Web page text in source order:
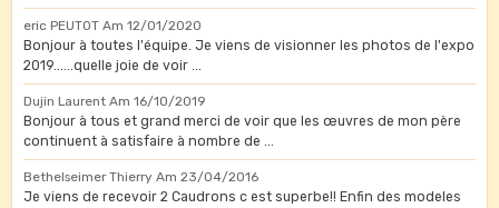
eric PEUTOT Am 12/01/2020
Bonjour à toutes l'équipe. Je viens de visionner les photos de l'expo
2019......quelle joie de voir ...
Dujin Laurent Am 16/10/2019
Bonjour à tous et grand merci de voir que les œuvres de mon père
continuent à satisfaire à nombre de ...
Bethelseimer Thierry Am 23/04/2016
Je viens de recevoir 2 Caudrons c est superbe!! Enfin des modeles